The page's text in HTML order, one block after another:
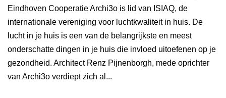
Eindhoven Cooperatie Archi3o is lid van ISIAQ, de
internationale vereniging voor luchtkwaliteit in huis. De
lucht in je huis is een van de belangrijkste en meest
onderschatte dingen in je huis die invloed uitoefenen op je
gezondheid. Architect Renz Pijnenborgh, mede oprichter
van Archi3o verdiept zich al...